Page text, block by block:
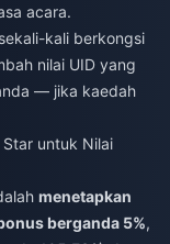
acara.
kali berkongsi
nilai UID yang
— jika kaedah
untuk Nilai
menetapkan
berganda 5%,